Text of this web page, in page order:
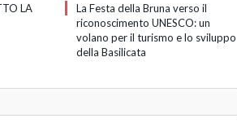
LA
La Festa della Bruna verso il
riconoscimento UNESCO: un
volano per il turismo e lo sviluppo
della Basilicata